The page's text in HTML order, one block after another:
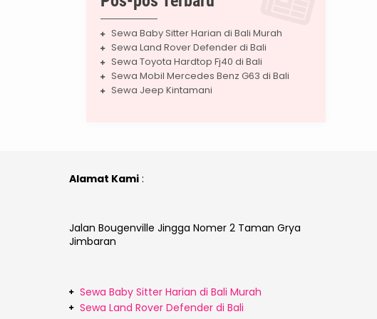
Sewa Baby Sitter Harian di Bali Murah
Sewa Land Rover Defender di Bali
Sewa Toyota Hardtop Fj40 di Bali
Sewa Mobil Mercedes Benz G63 di Bali
Sewa Jeep Kintamani
Alamat Kami:
Jalan Bougenville Jingga Nomer 2 Taman Grya
Jimbaran
Sewa Baby Sitter Harian di Bali Murah
Sewa Land Rover Defender di Bali